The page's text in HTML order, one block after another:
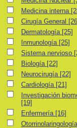
Medicina interna
Medicina interna
Cirugía General
Cirugía General
Dermatología
Dermatología [25]
Inmunología
Inmunología [25]
Sistema nervioso
Sistema nervioso
BiologíaBiología [22]
Neurocirugía
Neurocirugía [22]
Cardiología
Cardiología [21]
Investigación biomédica
Investigación
[19]
Enfermería
Enfermería [16]
Otorrinolaringología